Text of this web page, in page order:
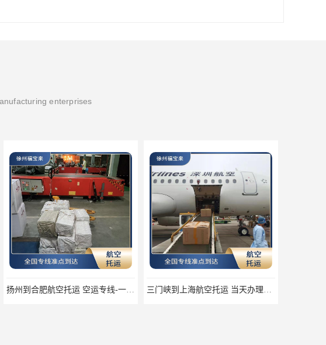
enterprises
扬州到合肥航空托运 空运专线-一站式服务 三门峡到上海航空托运 当天办理当天到达